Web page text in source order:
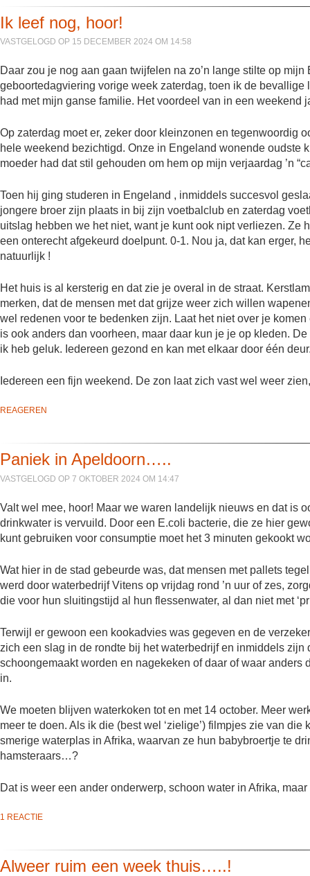
Ik leef nog, hoor!
VASTGELOGD OP 15 DECEMBER 2024 OM 14:58
Daar zou je nog aan gaan twijfelen na zo’n lange stilte op
geboortedagviering vorige week zaterdag, toen ik de
had met mijn ganse familie. Het voordeel van in een weekend
Op zaterdag moet er, zeker door kleinzonen en tegenwoordig
hele weekend bezichtigd. Onze in Engeland wonende
moeder had dat stil gehouden om hem op mijn verjaardag ’n
Toen hij ging studeren in Engeland , inmiddels succesvol
jongere broer zijn plaats in bij zijn voetbalclub en zaterdag
uitslag hebben we het niet, want je kunt ook nipt verliezen.
een onterecht afgekeurd doelpunt. 0-1. Nou ja, dat kan erger,
natuurlijk !
Het huis is al kersterig en dat zie je overal in de straat.
merken, dat de mensen met dat grijze weer zich willen
wel redenen voor te bedenken zijn. Laat het niet over je
is ook anders dan voorheen, maar daar kun je je op kleden.
ik heb geluk. Iedereen gezond en kan met elkaar door één
Iedereen een fijn weekend. De zon laat zich vast wel weer
REAGEREN
Paniek in Apeldoorn…..
VASTGELOGD OP 7 OKTOBER 2024 OM 14:47
Valt wel mee, hoor! Maar we waren landelijk nieuws en dat is
drinkwater is vervuild. Door een E.coli bacterie, die ze hier
kunt gebruiken voor consumptie moet het 3 minuten gekookt
Wat hier in de stad gebeurde was, dat mensen met pallets
werd door waterbedrijf Vitens op vrijdag rond ’n uur of zes,
die voor hun sluitingstijd al hun flessenwater, al dan niet met
Terwijl er gewoon een kookadvies was gegeven en de
zich een slag in de rondte bij het waterbedrijf en inmiddels
schoongemaakt worden en nagekeken of daar of waar
in.
We moeten blijven waterkoken tot en met 14 october. Meer
meer te doen. Als ik die (best wel ‘zielige’) filmpjes zie van
smerige waterplas in Afrika, waarvan ze hun babybroertje te
hamsteraars…?
Dat is weer een ander onderwerp, schoon water in Afrika,
1 REACTIE
Alweer ruim een week thuis…..!